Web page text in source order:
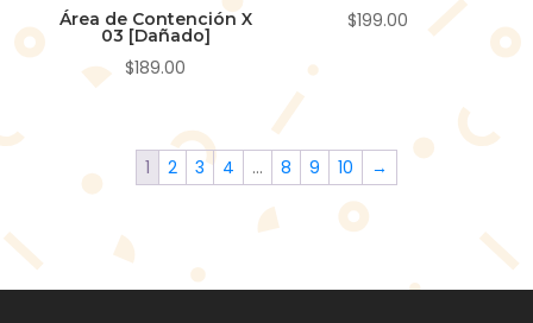
Área de Contención X
03 [Dañado]
$189.00
$199.00
1 2 3 4 … 8 9 10 →